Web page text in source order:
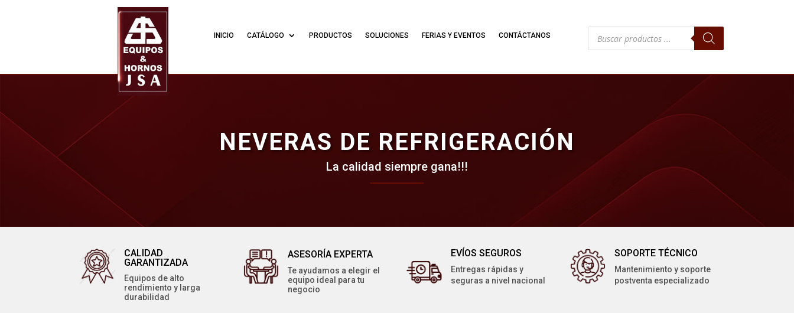
INICIO CATÁLOGO PRODUCTOS SOLUCIONES FERIAS Y EVENTOS CONTÁCTANOS Búsqueda
productos
NEVERAS DE REFRIGERACIÓN
La calidad siempre gana!!!
CALIDAD
GARANTIZADA
Equipos de alto
rendimiento y larga
durabilidad
ASESORÍA EXPERTA
Te ayudamos a elegir el
equipo ideal para tu
negocio
EVÍOS SEGUROS
Entregas rápidas y
seguras a nivel nacional
SOPORTE TÉCNICO
Mantenimiento y soporte
postventa especializado